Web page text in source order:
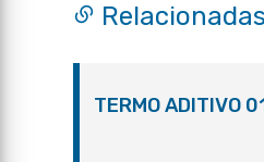
Relacionadas